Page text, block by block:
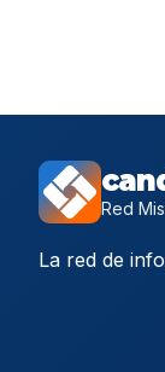
Red
La red de